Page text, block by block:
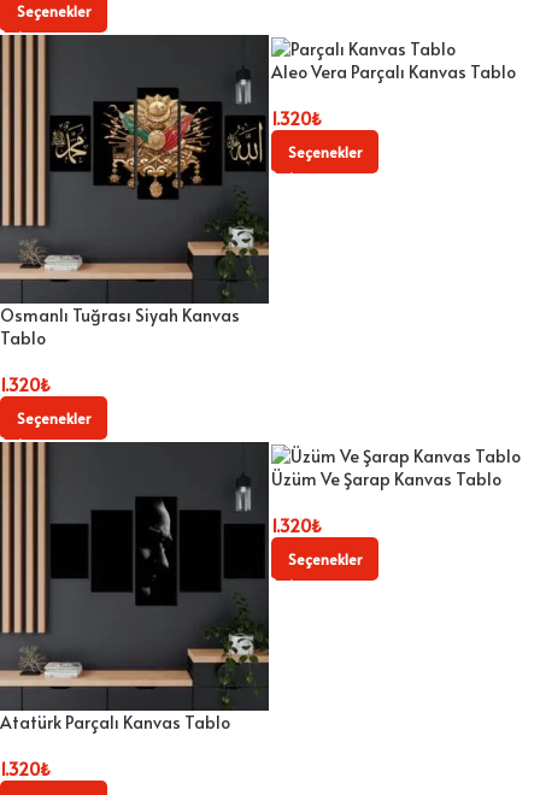
Seçenekler
Osmanlı Tuğrası Siyah Kanvas
Tablo
1.320₺
Seçenekler
Aleo Vera Parçalı Kanvas Tablo
1.320₺
Seçenekler
Atatürk Parçalı Kanvas Tablo
1.320₺
Üzüm Ve Şarap Kanvas Tablo
1.320₺
Seçenekler